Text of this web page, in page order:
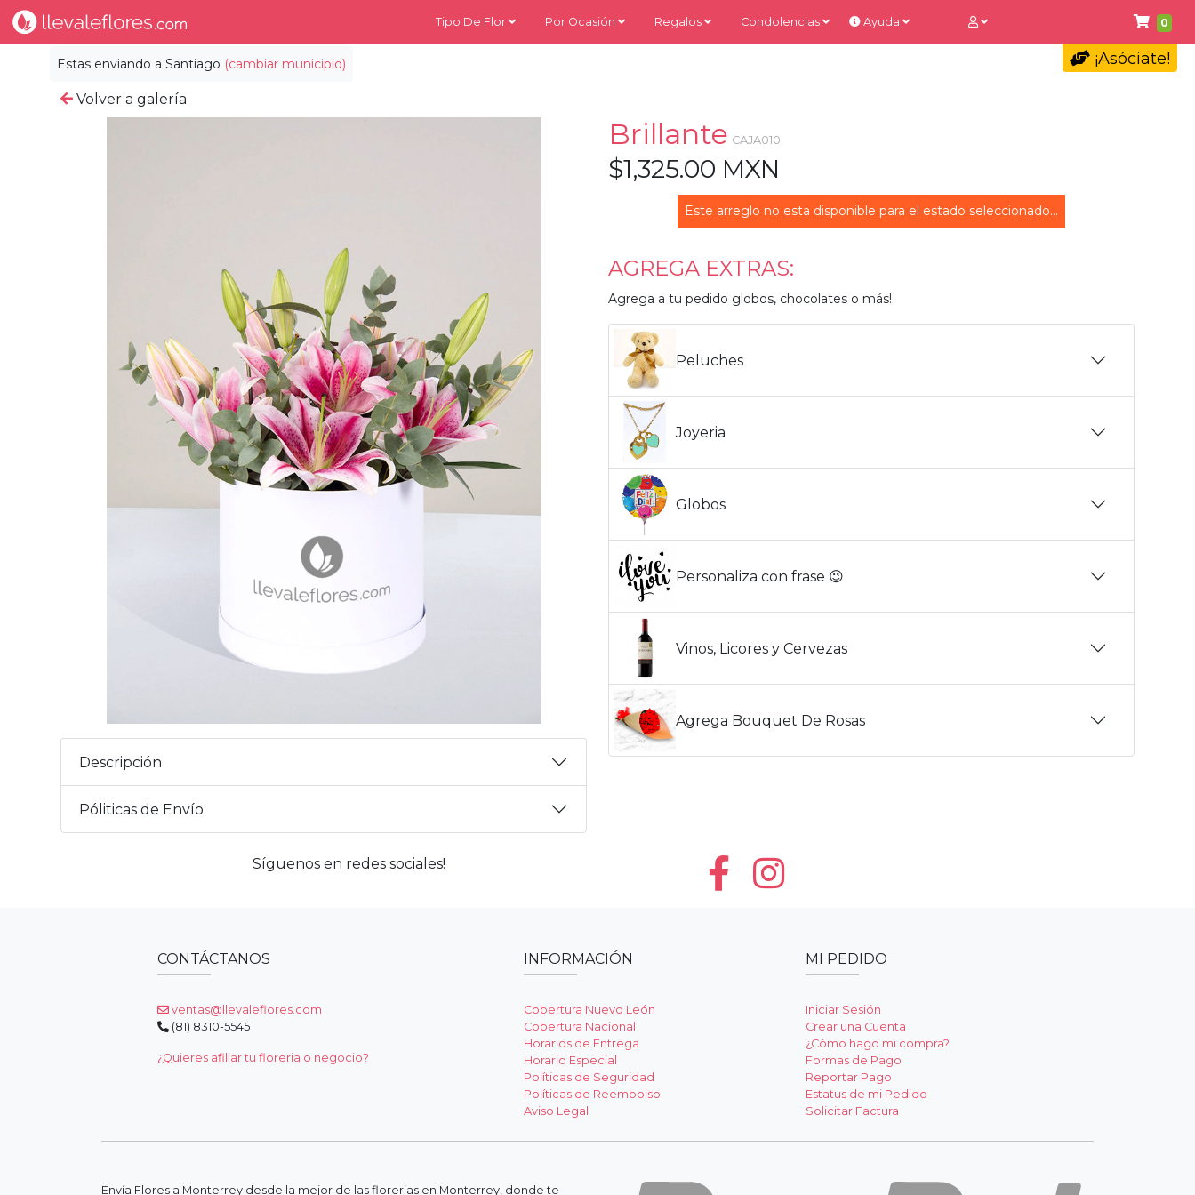
0
Estas enviando a Santiago (cambiar municipio)
Tipo De Flor Por Ocasión Regalos Condolencias Ayuda
¡Asóciate!
Volver a galería
Descripción
Póliticas de Envío
Brillante CAJA010
$1,325.00 MXN
Este arreglo no esta disponible para el estado seleccionado...
AGREGA EXTRAS:
Agrega a tu pedido globos, chocolates o más!
Peluches
Joyeria
Globos
Personaliza con frase 😉
Vinos, Licores y Cervezas
Agrega Bouquet De Rosas
Síguenos en redes sociales!
CONTÁCTANOS
ventas@llevaleflores.com
(81) 8310-5545
¿Quieres afiliar tu floreria o negocio?
INFORMACIÓN
Cobertura Nuevo León
Cobertura Nacional
Horarios de Entrega
Horario Especial
Políticas de Seguridad
Políticas de Reembolso
Aviso Legal
MI PEDIDO
Iniciar Sesión
Crear una Cuenta
¿Cómo hago mi compra?
Formas de Pago
Reportar Pago
Estatus de mi Pedido
Solicitar Factura
Envía Flores a Monterrey desde la mejor de las florerias en Monterrey, donde te